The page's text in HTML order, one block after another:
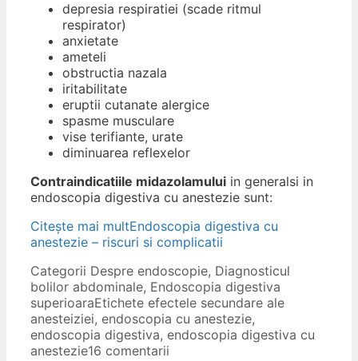
depresia respiratiei (scade ritmul
respirator)
anxietate
ameteli
obstructia nazala
iritabilitate
eruptii cutanate alergice
spasme musculare
vise terifiante, urate
diminuarea reflexelor
Contraindicatiile midazolamului in generalsi in
endoscopia digestiva cu anestezie sunt:
Citește mai multEndoscopia digestiva cu
anestezie – riscuri si complicatii
Categorii Despre endoscopie, Diagnosticul
bolilor abdominale, Endoscopia digestiva
superioaraEtichete efectele secundare ale
anesteiziei, endoscopia cu anestezie,
endoscopia digestiva, endoscopia digestiva cu
anestezie16 comentarii